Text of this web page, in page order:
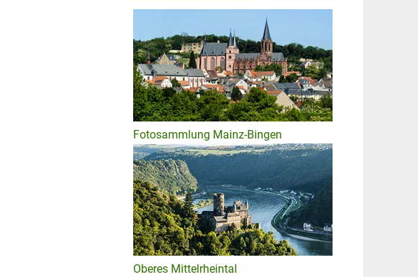
Fotosammlung Mainz-Bingen
Oberes Mittelrheintal